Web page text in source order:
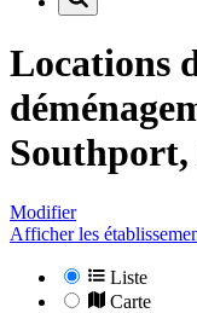
Locations
Modifier
Afficher les
Liste
Carte